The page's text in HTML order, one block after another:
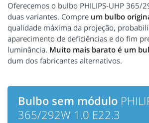
Oferecemos o bulbo PHILIPS-UHP 365/
duas variantes. Compre um bulbo
qualidade máxima da projeção,
aparecimento de deficiências e do fim
luminância. Muito mais barato é um
dum dos fabricantes alternativos.
Bulbo sem módulo
365/292W 1.0 E22.3